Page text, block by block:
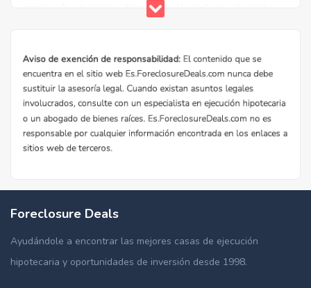
Foreclosure Deals
Ayudándole a encontrar las mejores casas de ejecución
hipotecaria y oportunidades de inversión desde 1998.